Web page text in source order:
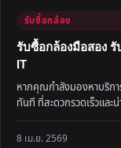
รับซื้อกล้อง
รับซื้อกล้องมือสอง
IT
หากคุณกำลังมองหาบริก
ทันที ที่สะดวกรวดเร็วแล
8 เม.ย. 2569